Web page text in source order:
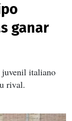
ganar
juvenil italiano
rival.